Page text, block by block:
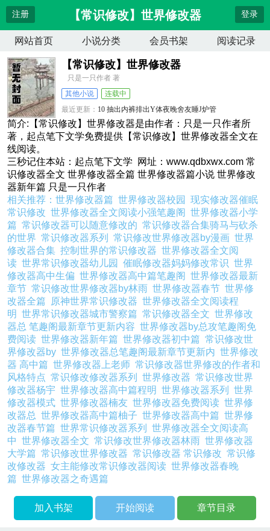
注册 【常识修改】世界修改器 登录
网站首页 小说分类 会员书架 阅读记录
【常识修改】世界修改器
只是一只作者 著
其他小说
连载中
最近更新： 10 抽出内裤排出Y体夜晚舍友睡J炉管
更新时间：2026-04-11 11:28:58
简介:【常识修改】世界修改器是由作者：只是一只作者所
著，起点笔下文学免费提供【常识修改】世界修改器全文在
线阅读。
三秒记住本站：起点笔下文学 网址：www.qdbxwx.com 常
识修改器全文 世界修改器全篇 世界修改器篇小说 世界修改
器新年篇 只是一只作者
相关推荐：世界修改器篇世界修改器校园现实修改器催眠
常识修改世界修改器全文阅读小强笔趣阁世界修改器小学
篇常识修改器可以随意修改的常识修改器合集骑马与砍杀
的世界常识修改器系列常识修改世界修改器by漫画世界
修改器合集控制世界的常识修改器世界修改器全文阅
读世界常识修改器幼儿园催眠修改器妈妈修改常识世界
修改器高中生偏世界修改器高中篇笔趣阁世界修改器最新
章节常识修改世界修改器by林雨世界修改器春节世界修
改器全篇
原神世界常识修改器世界修改器全文阅读程
明世界常识修改器城市警察篇常识修改器全文世界修改
器总 笔趣阁最新章节更新内容世界修改器by总攻笔趣阁免
费阅读世界修改器新年篇世界修改器初中篇常识修改世
界修改器by世界修改器总笔趣阁最新章节更新内世界修改
器 高中篇世界修改器上老师常识修改器世界修改的作者和
风格特点常识修改修改器系列世界修改器常识修改世界
修改器杨宇世界修改器高中篇程明世界修改器系列世界
修改器模式世界修改器楠友世界修改器免费阅读世界修
改器总世界修改器高中篇柚子世界修改器高中篇世界修
改器春节篇世界常识修改器系列世界修改器全文阅读高
中世界修改器全文常识修改世界修改器林雨世界修改器
大学篇常识修改世界修改器常识修改器 常识修改常识修
改修改器女主能修改常识修改器阅读世界修改器春晚
篇世界修改器之奇遇篇
加入书架 开始阅读 章节目录